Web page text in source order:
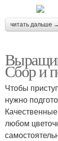
читать дальше →
Сбор и
Чтобы
нужно
любом